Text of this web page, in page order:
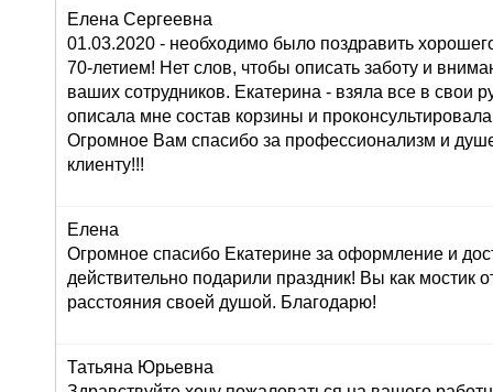
Елена Сергеевна
01.03.2020 - необходимо было поздравить
70-летием! Нет слов, чтобы описать заботу и
ваших сотрудников. Екатерина - взяла все в свои
описала мне состав корзины и
Огромное Вам спасибо за профессионализм и
клиенту!!!
Елена
Огромное спасибо Екатерине за оформление и
действительно подарили праздник! Вы как мостик
расстояния своей душой. Благодарю!
Татьяна Юрьевна